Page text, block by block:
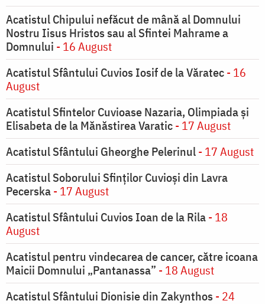
Acatistul Chipului nefăcut de mână al Domnului
Nostru Iisus Hristos sau al Sfintei Mahrame a
Domnului - 16 August
Acatistul Sfântului Cuvios Iosif de la Văratec- 16
August
Acatistul Sfintelor Cuvioase Nazaria, Olimpiada și
Elisabeta de la Mănăstirea Varatic- 17 August
Acatistul Sfântului Gheorghe Pelerinul- 17 August
Acatistul Soborului Sfinților Cuvioși din Lavra
Pecerska- 17 August
Acatistul Sfântului Cuvios Ioan de la Rila- 18
August
Acatistul pentru vindecarea de cancer, către icoana
Maicii Domnului „Pantanassa” - 18 August
Acatistul Sfântului Dionisie din Zakynthos - 24